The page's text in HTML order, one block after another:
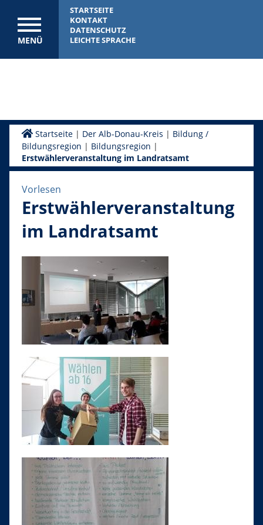
MENÜ
STARTSEITE
KONTAKT
DATENSCHUTZ
LEICHTE SPRACHE
Startseite| Der Alb-Donau-Kreis | Bildung /
Bildungsregion | Bildungsregion |
Erstwählerveranstaltung im Landratsamt
Vorlesen
Erstwählerveranstaltung
im Landratsamt